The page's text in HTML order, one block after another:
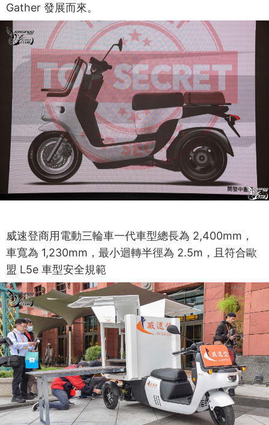
Gather 發展而來。
威速登商用電動三輪車一代車型總長為 2,400mm，
車寬為 1,230mm，最小迴轉半徑為 2.5m，且符合歐
盟 L5e 車型安全規範